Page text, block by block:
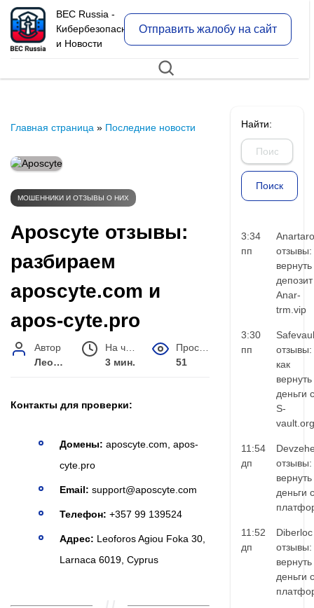
BEC Russia -
Кибербезопасность
и Новости
Отправить жалобу на сайт
Главная страница » Последние новости
МОШЕННИКИ И ОТЗЫВЫ О НИХ
Aposcyte отзывы:
разбираем
aposcyte.com и
apos-cyte.pro
Автор
Леонид Малышев
3 мин.
51
Контакты для проверки:
Домены: aposcyte.com, apos-
cyte.pro
Email: support@aposcyte.com
Телефон: +357 99 139524
Адрес: Leoforos Agiou Foka 30,
Larnaca 6019, Cyprus
Найти:
3:34
пп
отзывы:
вернуть
Anar-
trm.vip
3:30
пп
отзывы:
как
вернуть
деньги с
S-
vault.org
11:54
дп
отзывы:
вернуть
деньги с
11:52
дп
Diberloc
отзывы:
вернуть
деньги с